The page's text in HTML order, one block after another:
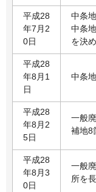
平成28
年7月2
0日
中条
中条
を決
平成28
年8月1
日
中条
平成28
年8月2
5日
一般
補地8
平成28
年8月3
0日
一般
所を